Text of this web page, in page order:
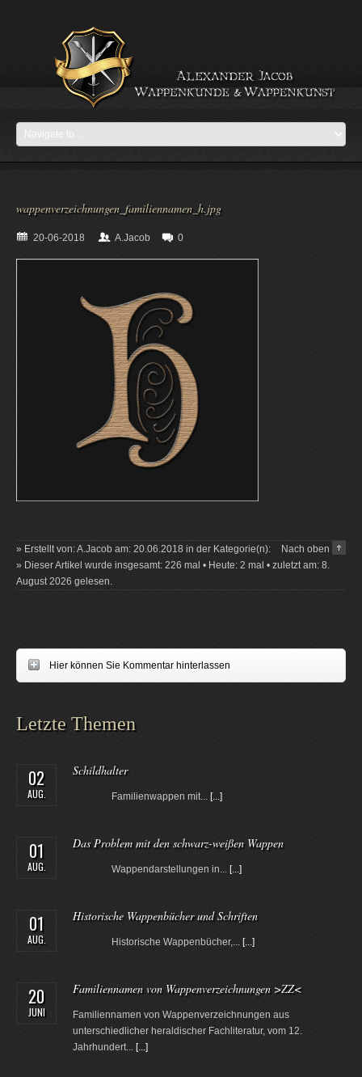
wappenverzeichnungen_familiennamen_h.jpg
20-06-2018 A.Jacob 0
Nach oben
» Erstellt von: A.Jacob am: 20.06.2018 in der Kategorie(n):
» Dieser Artikel wurde insgesamt: 226 mal • Heute: 2 mal • zuletzt am: 8.
August 2026 gelesen.
Hier können Sie Kommentar hinterlassen
Letzte Themen
02
AUG.
Schildhalter
Familienwappen mit... [...]
01
AUG.
Das Problem mit den schwarz-weißen Wappen
Wappendarstellungen in... [...]
01
AUG.
Historische Wappenbücher und Schriften
Historische Wappenbücher,... [...]
20
JUNI
Familiennamen von Wappenverzeichnungen >ZZ<
Familiennamen von Wappenverzeichnungen aus
unterschiedlicher heraldischer Fachliteratur, vom 12.
Jahrhundert... [...]